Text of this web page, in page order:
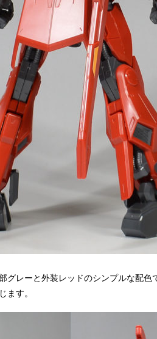
グレーと外装レッドのシンプルな配
ます。